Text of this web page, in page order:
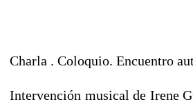
Charla . Coloquio. Encuentro
Intervención musical de Irene